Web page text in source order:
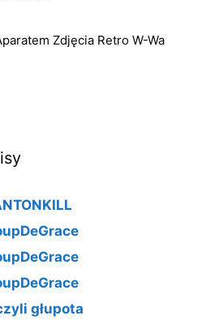
Zdjęcia Retro W-Wa
głupota